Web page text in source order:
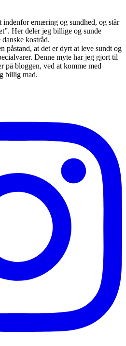
indenfor ernæring og sundhed, og står
Her deler jeg billige og sunde
kostråd.
påstand, at det er dyrt at leve sundt og
Denne myte har jeg gjort til
på bloggen, ved at komme med
billig mad.